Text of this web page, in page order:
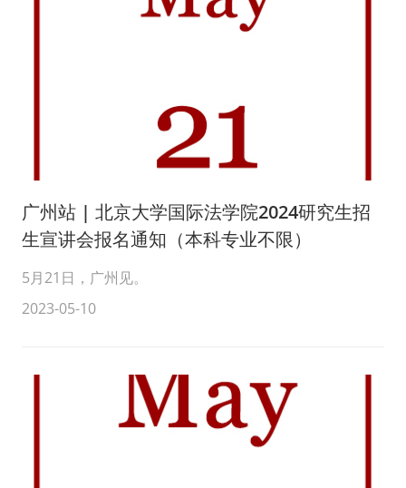
广州站 | 北京大学国际法学院2024研究生招
生宣讲会报名通知（本科专业不限）
5月21日，广州见。
2023-05-10